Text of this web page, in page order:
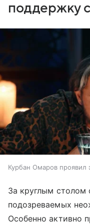
поддержку
Курбан Омаров проявил
За круглым столом
подозреваемых
Особенно активно